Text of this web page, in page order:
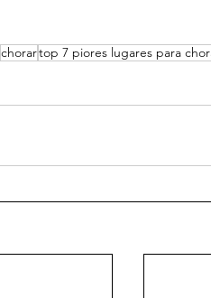
chorartop 7 piores lugares para